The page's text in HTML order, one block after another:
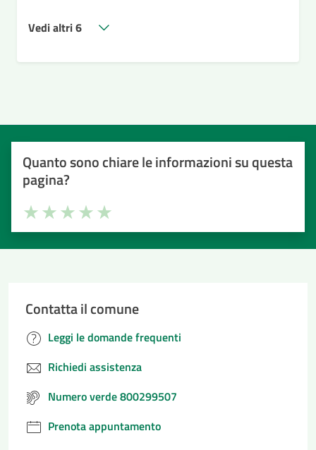
Vedi altri 6
Quanto sono chiare le informazioni su questa
pagina?
Valuta la chiarezza delle informazioni (da 1 a 5 stelle)
Seleziona il numero di stelle per valutare la chiarezza delle
Valuta 5 stelle su 5
Valuta 4 stelle su 5
Valuta 3 stelle su 5
Valuta 2 stelle su 5
Valuta 1 stelle su 5
Contatta il comune
Leggi le domande frequenti
Richiedi assistenza
Numero verde 800299507
Prenota appuntamento